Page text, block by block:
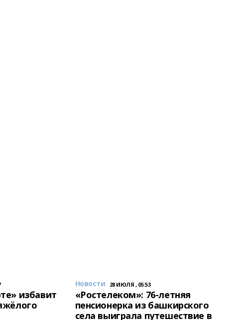
избавит
Новости 28 ИЮЛЯ , 05:53
«Ростелеком»: 76-летняя
пенсионерка из башкирского
села выиграла путешествие в